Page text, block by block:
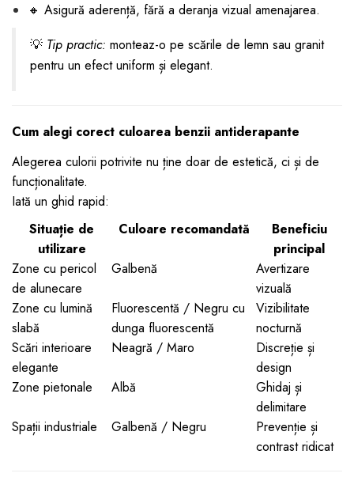
🔸 Asigură aderență, fără a deranja vizual amenajarea.
💡 Tip practic: monteaz-o pe scările de lemn sau granit
pentru un efect uniform și elegant.
Cum alegi corect culoarea benzii antiderapante
Alegerea culorii potrivite nu ține doar de estetică, ci și de
funcționalitate.
Iată un ghid rapid:
Situație de
utilizare
Culoare recomandată
Beneficiu
principal
Zone cu pericol
de alunecare
Galbenă
Avertizare
vizuală
Zone cu lumină
slabă
Fluorescentă / Negru cu
dunga fluorescentă
Vizibilitate
nocturnă
Scări interioare
elegante
Neagră / Maro
Discreție și
design
Zone pietonale
Albă
Ghidaj și
delimitare
Spații industriale
Galbenă / Negru
Prevenție și
contrast ridicat